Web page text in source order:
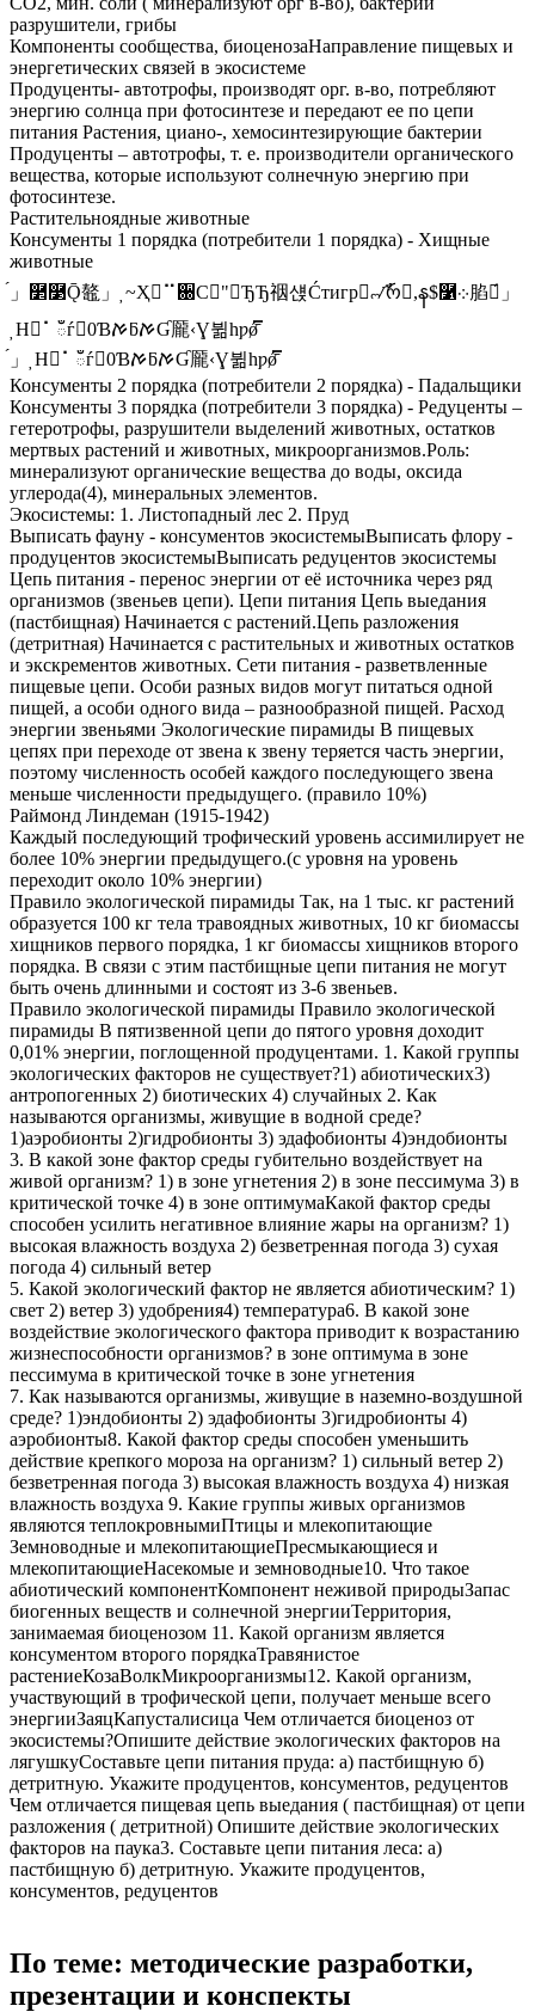
разрушители, грибы
Компоненты сообщества, биоценозаНаправление пищевых и
энергетических связей в экосистеме
Продуценты- автотрофы, производят орг. в-во, потребляют
энергию солнца при фотосинтезе и передают ее по цепи
питания Растения, циано-, хемосинтезирующие бактерии
Продуценты – автотрофы, т. е. производители органического
вещества, которые используют солнечную энергию при
фотосинтезе.
Растительноядные животные
Консументы 1 порядка (потребители 1 порядка) - Хищные
животные
́」࿲࿳Ǭ鼇」~Ҳ⠉਀C"ЂЂ䄄섅Ćтигр୷҄ࣾრ,န$࿱܀䐄ྠ́」
H⠁ఀѓ0ƁࠀƃࠀƓ龎‹Ɣ뷞hƿǿ̄̿
́」H⠁ఀѓ0ƁࠀƃࠀƓ龎‹Ɣ뷞hƿǿ̄̿
Консументы 2 порядка (потребители 2 порядка) - Падальщики
Консументы 3 порядка (потребители 3 порядка) - Редуценты –
гетеротрофы, разрушители выделений животных, остатков
мертвых растений и животных, микроорганизмов.Роль:
минерализуют органические вещества до воды, оксида
углерода(4), минеральных элементов.
Экосистемы: 1. Листопадный лес 2. Пруд
Выписать фауну - консументов экосистемыВыписать флору -
продуцентов экосистемыВыписать редуцентов экосистемы
Цепь питания - перенос энергии от её источника через ряд
организмов (звеньев цепи). Цепи питания Цепь выедания
(пастбищная) Начинается с растений.Цепь разложения
(детритная) Начинается с растительных и животных остатков
и экскрементов животных. Сети питания - разветвленные
пищевые цепи. Особи разных видов могут питаться одной
пищей, а особи одного вида – разнообразной пищей. Расход
энергии звеньями Экологические пирамиды В пищевых
цепях при переходе от звена к звену теряется часть энергии,
поэтому численность особей каждого последующего звена
меньше численности предыдущего. (правило 10%)
Раймонд Линдеман (1915-1942)
Каждый последующий трофический уровень ассимилирует не
более 10% энергии предыдущего.(с уровня на уровень
переходит около 10% энергии)
Правило экологической пирамиды Так, на 1 тыс. кг растений
образуется 100 кг тела травоядных животных, 10 кг биомассы
хищников первого порядка, 1 кг биомассы хищников второго
порядка. В связи с этим пастбищные цепи питания не могут
быть очень длинными и состоят из 3-6 звеньев.
Правило экологической пирамиды Правило экологической
пирамиды В пятизвенной цепи до пятого уровня доходит
0,01% энергии, поглощенной продуцентами. 1. Какой группы
экологических факторов не существует?1) абиотических3)
антропогенных 2) биотических 4) случайных 2. Как
называются организмы, живущие в водной среде?
1)аэробионты 2)гидробионты 3) эдафобионты 4)эндобионты
3. В какой зоне фактор среды губительно воздействует на
живой организм? 1) в зоне угнетения 2) в зоне пессимума 3) в
критической точке 4) в зоне оптимумаКакой фактор среды
способен усилить негативное влияние жары на организм? 1)
высокая влажность воздуха 2) безветренная погода 3) сухая
погода 4) сильный ветер
5. Какой экологический фактор не является абиотическим? 1)
свет 2) ветер 3) удобрения4) температура6. В какой зоне
воздействие экологического фактора приводит к возрастанию
жизнеспособности организмов? в зоне оптимума в зоне
пессимума в критической точке в зоне угнетения
7. Как называются организмы, живущие в наземно-воздушной
среде? 1)эндобионты 2) эдафобионты 3)гидробионты 4)
аэробионты8. Какой фактор среды способен уменьшить
действие крепкого мороза на организм? 1) сильный ветер 2)
безветренная погода 3) высокая влажность воздуха 4) низкая
влажность воздуха 9. Какие группы живых организмов
являются теплокровнымиПтицы и млекопитающие
Земноводные и млекопитающиеПресмыкающиеся и
млекопитающиеНасекомые и земноводные10. Что такое
абиотический компонентКомпонент неживой природыЗапас
биогенных веществ и солнечной энергииТерритория,
занимаемая биоценозом 11. Какой организм является
консументом второго порядкаТравянистое
растениеКозаВолкМикроорганизмы12. Какой организм,
участвующий в трофической цепи, получает меньше всего
энергииЗаяцКапусталисица Чем отличается биоценоз от
экосистемы?Опишите действие экологических факторов на
лягушкуСоставьте цепи питания пруда: а) пастбищную б)
детритную. Укажите продуцентов, консументов, редуцентов
Чем отличается пищевая цепь выедания ( пастбищная) от цепи
разложения ( детритной) Опишите действие экологических
факторов на паука3. Составьте цепи питания леса: а)
пастбищную б) детритную. Укажите продуцентов,
консументов, редуцентов
По теме: методические разработки,
презентации и конспекты